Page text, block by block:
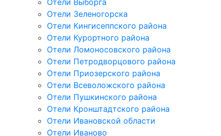
Отели Выборга
Отели Зеленогорска
Отели Кингисеппского района
Отели Курортного района
Отели Ломоносовского района
Отели Петродворцового района
Отели Приозерского района
Отели Всеволожского района
Отели Пушкинского района
Отели Кронштадтского района
Отели Ивановской области
Отели Иваново